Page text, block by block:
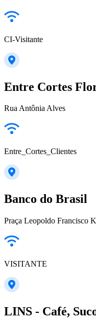
CI-Visitante
Entre Cortes
Rua Antônia Alves
Entre_Cortes_Clientes
Banco do Brasil
Praça Leopoldo Francisco
VISITANTE
LINS - Café,